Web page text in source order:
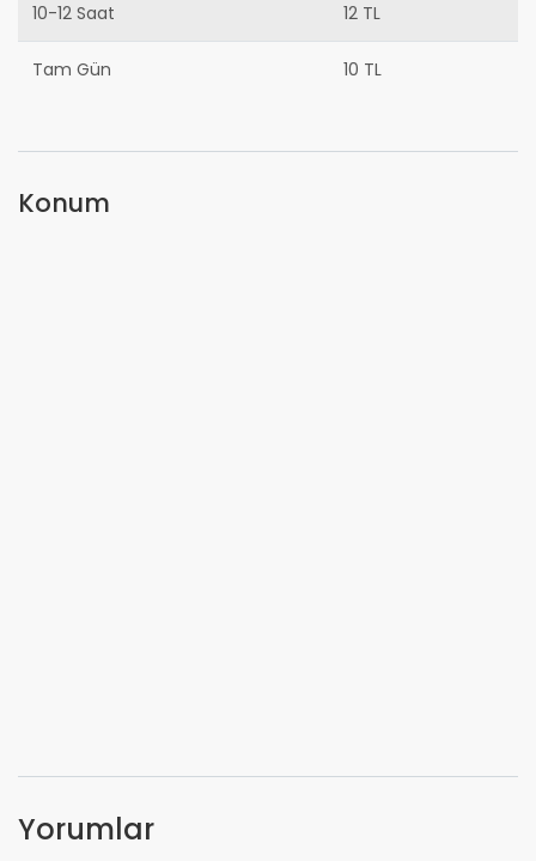
10-12 Saat 12 TL
Tam Gün 10 TL
Konum
Yorumlar